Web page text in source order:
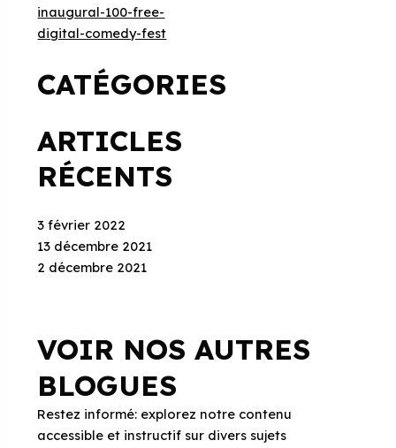
inaugural-100-free-
digital-comedy-fest
CATÉGORIES
ARTICLES
RÉCENTS
3 février 2022
13 décembre 2021
2 décembre 2021
VOIR NOS AUTRES
BLOGUES
Restez informé: explorez notre contenu
accessible et instructif sur divers sujets